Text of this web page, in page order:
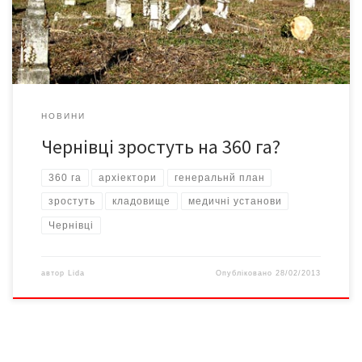
винести туберкульозні диспансери й перенести також
Калинівський ринок. Після обговорення нового генплану всі
[…]
НОВИНИ
Чернівці зростуть на 360 га?
360 га архіектори генеральнй план
зростуть кладовище медичні установи
Чернівці
автор Lida Опубліковано 28/02/2013